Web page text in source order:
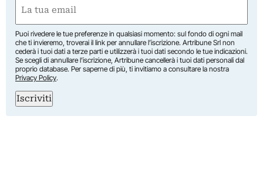
(Required)
Puoi rivedere le tue preferenze in qualsiasi momento: sul fondo di ogni mail
che ti invieremo, troverai il link per annullare l’iscrizione. Artribune Srl non
cederà i tuoi dati a terze parti e utilizzerà i tuoi dati secondo le tue indicazioni.
Se scegli di annullare l’iscrizione, Artribune cancellerà i tuoi dati personali dal
proprio database. Per saperne di più, ti invitiamo a consultare la nostra
Privacy Policy.
Iscriviti